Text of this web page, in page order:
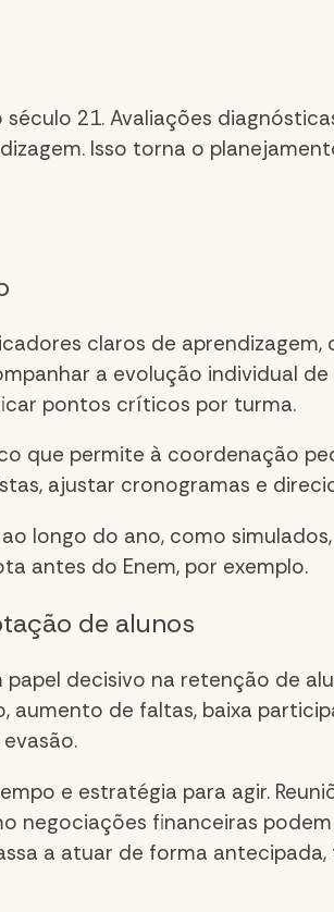
21. Avaliações
Isso torna o
claros de aprendizagem,
a evolução individual
pontos críticos por turma.
que permite à coordenação
ajustar cronogramas e
longo do ano, como
antes do Enem, por exemplo.
de alunos
decisivo na retenção de
de faltas, baixa
e estratégia para agir.
negociações financeiras
a atuar de forma